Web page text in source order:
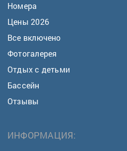
Номера
Цены 2026
Все включено
Фотогалерея
Отдых с детьми
Бассейн
Отзывы
ИНФОРМАЦИЯ: